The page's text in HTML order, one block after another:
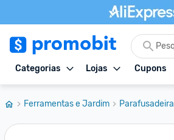
Categorias Lojas Cupons
Ferramentas e Jardim Parafusadeira